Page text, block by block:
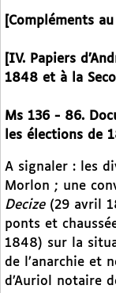
[Compléments
[IV. Papiers
1848 et à la
Ms 136 - 86.
les élections de
A signaler : les
Morlon ; une
Decize(29 avril
ponts et
1848) sur la
de l’anarchie et
d’Auriol notaire